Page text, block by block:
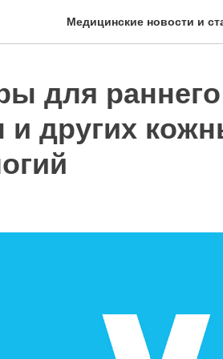
Медицинские новости и
для
других